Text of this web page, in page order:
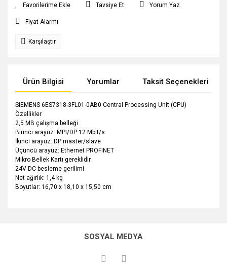
Tavsiye Et Yorum Yaz
Fiyat Alarmı
Karşılaştır
Ürün Bilgisi Yorumlar Taksit Seçenekleri
SIEMENS 6ES7318-3FL01-0AB0 Central Processing Unit (CPU)
Özellikler
2,5 MB çalışma belleği
Birinci arayüz: MPI/DP 12 Mbit/s
İkinci arayüz: DP master/slave
Üçüncü arayüz: Ethernet PROFINET
Mikro Bellek Kartı gereklidir
24V DC besleme gerilimi
Net ağırlık: 1,4 kg
Boyutlar: 16,70 x 18,10 x 15,50 cm
kullanarak tarafımıza iletebilirsiniz.
Görüş ve önerileriniz için teşekkür ederiz.
SOSYAL MEDYA